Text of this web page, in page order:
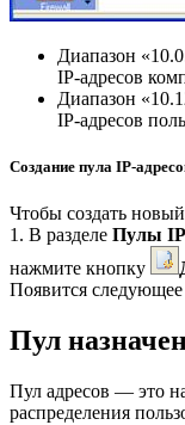
Диапазон
IP-адресов
Диапазон
IP-адресов
Создание пула IP-
Чтобы создать
1. В разделе Пулы
нажмите кнопку
Появится
Пул
Пул адресов — это
распределения